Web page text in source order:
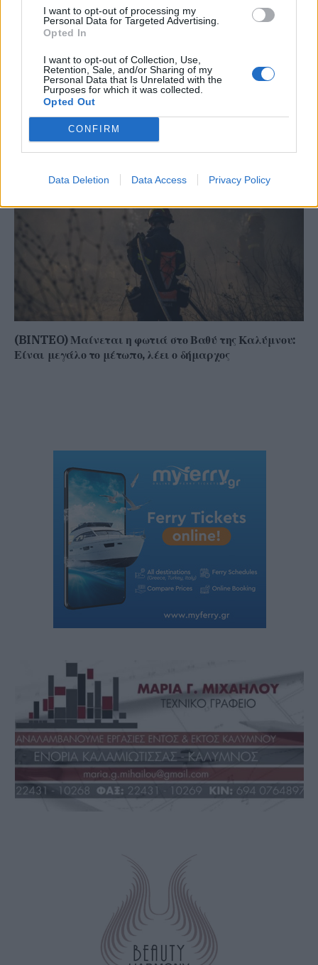
I want to opt-out of processing my
Personal Data for Targeted Advertising.
Opted In
I want to opt-out of Collection, Use,
Retention, Sale, and/or Sharing of my
Personal Data that Is Unrelated with the
Purposes for which it was collected.
Opted Out
CONFIRM
Data Deletion Data Access Privacy Policy
Ακτοπλοϊκά εισιτήρια: Παρέμβαση για τις
«τσουχτερές» τιμές από το Εργατικό Κέντρο Πειραιά
(BINTEO) Μαίνεται η φωτιά στο Βαθύ της Καλύμνου:
Είναι μεγάλο το μέτωπο, λέει ο δήμαρχος